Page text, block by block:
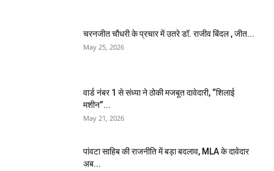
चरनजीत चौधरी के प्रचार में उतरे डॉ. राजीव बिंदल , जीत...
May 25, 2026
वार्ड नंबर 1 से संध्या ने ठोकी मजबूत दावेदारी, “शिलाई
मशीन”...
May 21, 2026
पांवटा साहिब की राजनीति में बड़ा बदलाव, MLA के दावेदार
अब...